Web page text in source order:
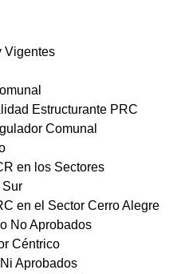
Vigentes
Estructurante PRC
Comunal
en los Sectores
Sur
en el Sector Cerro Alegre
No Aprobados
Céntrico
Aprobados